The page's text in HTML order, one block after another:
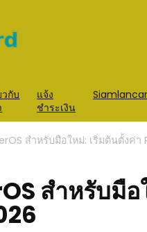
วกับ
แจ้ง
ชำระเงิน
สำหรับมือใหม่: เริ่มต้นตั้งค่า
สำหรับมือ